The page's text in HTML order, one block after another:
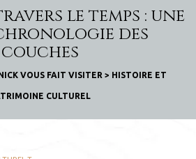
le temps : une
des
couches
VOUS FAIT VISITER > HISTOIRE ET
CULTUREL